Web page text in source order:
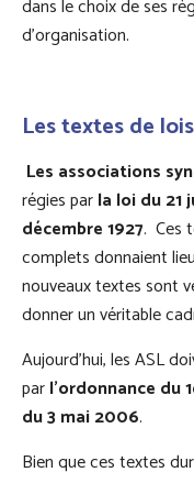
dans le choix de ses
d’organisation.
Les textes de lois
Les associations
régies parla loi du 21
décembre 1927. Ces
complets donnaient
nouveaux textes sont
donner un véritable
Aujourd’hui, les ASL
parl’ordonnance du
du 3 mai 2006.
Bien que ces textes